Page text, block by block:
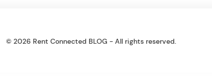
© 2026 Rent Connected BLOG - All rights reserved.